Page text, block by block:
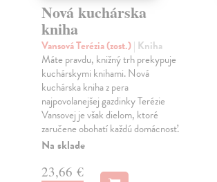
Nová kuchárska
kniha
Vansová Terézia (zost.)| Kniha
Máte pravdu, knižný trh prekypuje
kuchárskymi knihami. Nová
kuchárska kniha z pera
najpovolanejšej gazdinky Terézie
Vansovej je však dielom, ktoré
zaručene obohatí každú domácnosť.
Na sklade
23,66 €